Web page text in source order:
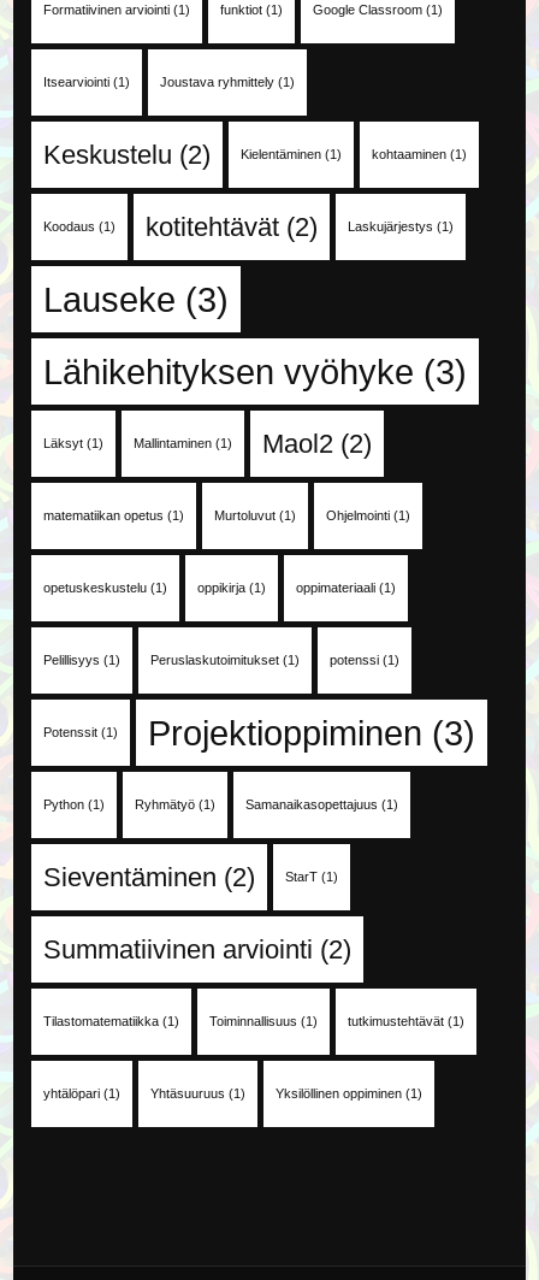
Formatiivinen arviointi (1) funktiot (1) Google Classroom (1)
Itsearviointi (1) Joustava ryhmittely (1)
Keskustelu (2) Kielentäminen (1) kohtaaminen (1)
Koodaus (1) kotitehtävät (2) Laskujärjestys (1)
Lauseke (3)
Lähikehityksen vyöhyke (3)
Läksyt (1) Mallintaminen (1) Maol2 (2)
matematiikan opetus (1) Murtoluvut (1) Ohjelmointi (1)
opetuskeskustelu (1) oppikirja (1) oppimateriaali (1)
Pelillisyys (1) Peruslaskutoimitukset (1) potenssi (1)
Potenssit (1) Projektioppiminen (3)
Python (1) Ryhmätyö (1) Samanaikasopettajuus (1)
Sieventäminen (2) StarT (1)
Summatiivinen arviointi (2)
Tilastomatematiikka (1) Toiminnallisuus (1) tutkimustehtävät (1)
yhtälöpari (1) Yhtäsuuruus (1) Yksilöllinen oppiminen (1)